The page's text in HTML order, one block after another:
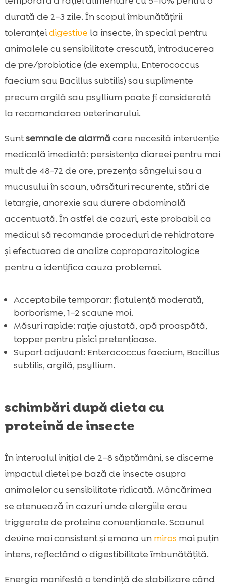
durată de 2–3 zile. În scopul îmbunătățirii
toleranțeidigestive la insecte, în special pentru
animalele cu sensibilitate crescută, introducerea
de pre/probiotice (de exemplu, Enterococcus
faecium sau Bacillus subtilis) sau suplimente
precum argilă sau psyllium poate fi considerată
la recomandarea veterinarului.
Suntsemnale de alarmă care necesită intervenție
medicală imediată: persistența diareei pentru mai
mult de 48–72 de ore, prezența sângelui sau a
mucusului în scaun, vărsături recurente, stări de
letargie, anorexie sau durere abdominală
accentuată. În astfel de cazuri, este probabil ca
medicul să recomande proceduri de rehidratare
și efectuarea de analize coproparazitologice
pentru a identifica cauza problemei.
Acceptabile temporar: flatulență moderată,
borborisme, 1–2 scaune moi.
Măsuri rapide: rație ajustată, apă proaspătă,
topper pentru pisici pretențioase.
Suport adjuvant: Enterococcus faecium, Bacillus
subtilis, argilă, psyllium.
schimbări după dieta cu
proteină de insecte
În intervalul inițial de 2–8 săptămâni, se discerne
impactul dietei pe bază de insecte asupra
animalelor cu sensibilitate ridicată. Mâncărimea
se atenuează în cazuri unde alergiile erau
triggerate de proteine convenționale. Scaunul
devine mai consistent și emana unmiros mai puțin
intens, reflectând o digestibilitate îmbunătățită.
Energia manifestă o tendință de stabilizare când